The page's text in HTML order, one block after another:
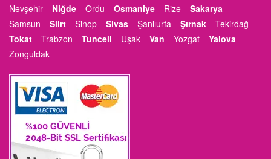
Nevşehir
Niğde Ordu Osmaniye Rize
Sakarya
Samsun
Siirt Sinop Sivas Şanlıurfa Şırnak
Tekirdağ
Tokat
Trabzon Tunceli Uşak Van Yozgat
Yalova
Zonguldak